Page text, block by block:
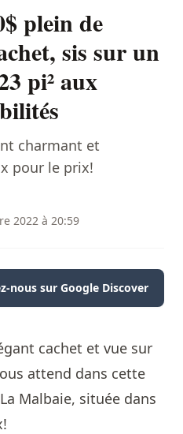
plein de
sis sur un
pi² aux
charmant et
pour le prix!
2022 à 20:59
nous sur Google Discover
cachet et vue sur
attend dans cette
Malbaie, située dans